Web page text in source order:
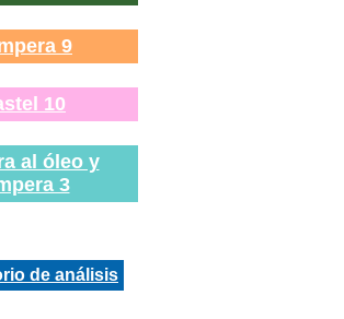
9
10
al óleo y
3
de análisis